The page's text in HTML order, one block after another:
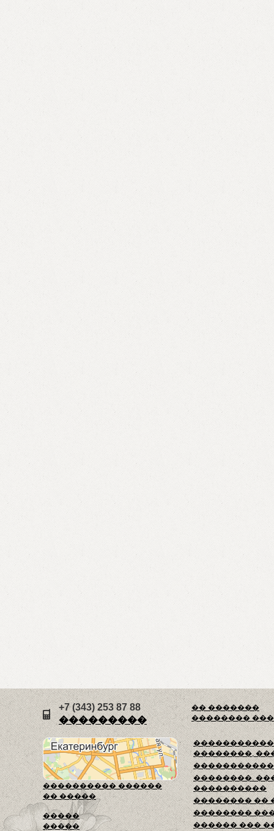
�� �������
��������
��������,
��������.
����������
�������� ��
��������
������ ���
���������� ������
�� �����
�����
�����
+7 (343) 253 87 88
���������